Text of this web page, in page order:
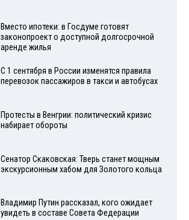
Вместо ипотеки: в Госдуме готовят
законопроект о доступной долгосрочной
аренде жилья
С 1 сентября в России изменятся правила
перевозок пассажиров в такси и автобусах
Протесты в Венгрии: политический кризис
набирает обороты
Сенатор Скаковская: Тверь станет мощным
экскурсионным хабом для Золотого кольца
Владимир Путин рассказал, кого ожидает
увидеть в составе Совета Федерации